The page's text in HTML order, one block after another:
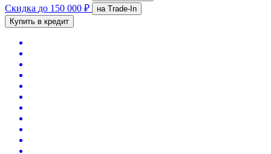
Скидка до 150 000 ₽
на Trade-In
Купить в кредит